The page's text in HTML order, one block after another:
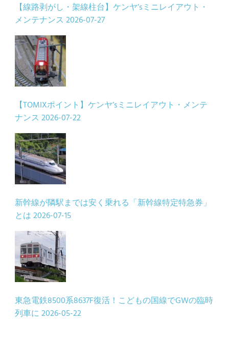
【線路剥がし・架線柱台】ケンヤ’sミニレイアウト・
メンテナンス 2026-07-27
【TOMIXポイント】ケンヤ’sミニレイアウト・メンテ
ナンス 2026-07-22
新幹線が隣駅までは安く乗れる「新幹線特定特急券」
とは2026-07-15
東急電鉄8500系8637F復活！こどもの国線でGWの臨時
列車に2026-05-22